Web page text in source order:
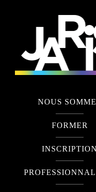
NOUS
FORMER
INSCRIPTION